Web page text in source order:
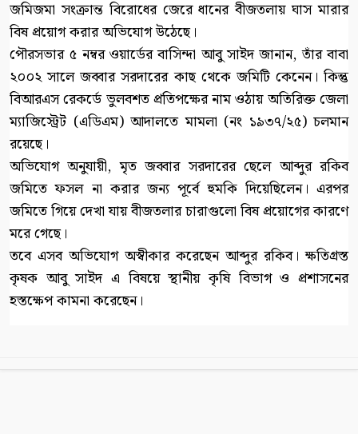
জমিজমা সংক্রান্ত বিরোধের জেরে ধানের বীজতলায় ঘাস মারার
বিষ প্রয়োগ করার অভিযোগ উঠেছে।
পৌরসভার ৫ নম্বর ওয়ার্ডের বাসিন্দা আবু সাইদ জানান, তাঁর বাবা
২০০২ সালে জব্বার সরদারের কাছ থেকে জমিটি কেনেন। কিন্তু
বিআরএস রেকর্ডে ভুলবশত প্রতিপক্ষের নাম ওঠায় অতিরিক্ত জেলা
ম্যাজিস্ট্রেট (এডিএম) আদালতে মামলা (নং ১৯৩৭/২৫) চলমান
রয়েছে।
অভিযোগ অনুযায়ী, মৃত জব্বার সরদারের ছেলে আব্দুর রকিব
জমিতে ফসল না করার জন্য পূর্বে হুমকি দিয়েছিলেন। এরপর
জমিতে গিয়ে দেখা যায় বীজতলার চারাগুলো বিষ প্রয়োগের কারণে
মরে গেছে।
তবে এসব অভিযোগ অস্বীকার করেছেন আব্দুর রকিব। ক্ষতিগ্রস্ত
কৃষক আবু সাইদ এ বিষয়ে স্থানীয় কৃষি বিভাগ ও প্রশাসনের
হস্তক্ষেপ কামনা করেছেন।